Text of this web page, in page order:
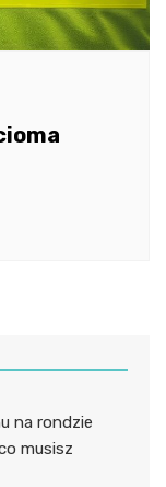
na rondzie
musisz